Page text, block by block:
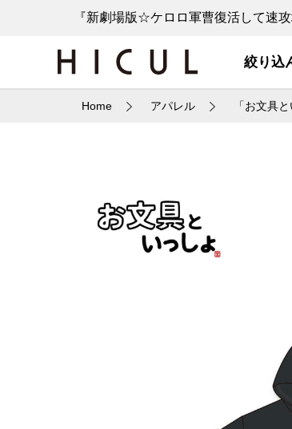
『新劇場版☆ケロロ軍曹復活して速
絞り込
Home アパレル 「お文具